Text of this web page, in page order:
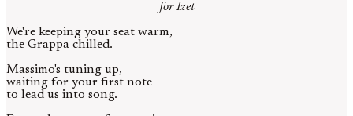
for Izet
We're keeping your seat warm,
the Grappa chilled.
Massimo's tuning up,
waiting for your first note
to lead us into song.